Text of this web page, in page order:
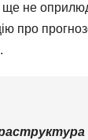
ще не
про